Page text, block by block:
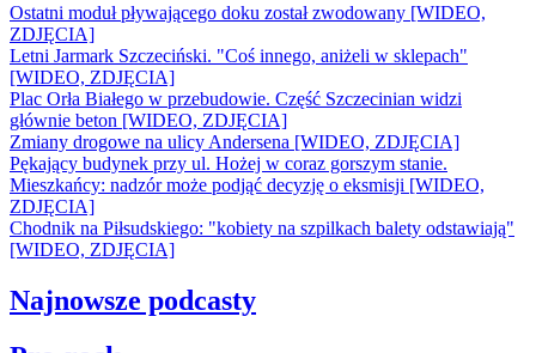
Ostatni moduł pływającego doku został zwodowany [WIDEO,
ZDJĘCIA]
Letni Jarmark Szczeciński. "Coś innego, aniżeli w sklepach"
[WIDEO, ZDJĘCIA]
Plac Orła Białego w przebudowie. Część Szczecinian widzi
głównie beton [WIDEO, ZDJĘCIA]
Zmiany drogowe na ulicy Andersena [WIDEO, ZDJĘCIA]
Pękający budynek przy ul. Hożej w coraz gorszym stanie.
Mieszkańcy: nadzór może podjąć decyzję o eksmisji [WIDEO,
ZDJĘCIA]
Chodnik na Piłsudskiego: "kobiety na szpilkach balety odstawiają"
[WIDEO, ZDJĘCIA]
Najnowsze podcasty